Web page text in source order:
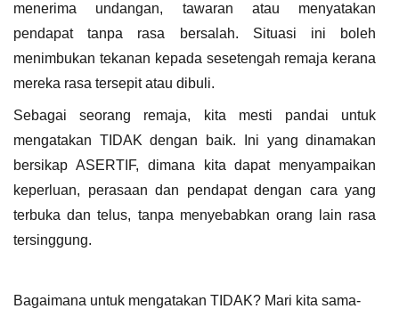
menerima undangan, tawaran atau menyatakan
pendapat tanpa rasa bersalah. Situasi ini boleh
menimbukan tekanan kepada sesetengah remaja kerana
mereka rasa tersepit atau dibuli.
Sebagai seorang remaja, kita mesti pandai untuk
mengatakan TIDAK dengan baik. Ini yang dinamakan
bersikap ASERTIF, dimana kita dapat menyampaikan
keperluan, perasaan dan pendapat dengan cara yang
terbuka dan telus, tanpa menyebabkan orang lain rasa
tersinggung.
Bagaimana untuk mengatakan TIDAK? Mari kita sama-